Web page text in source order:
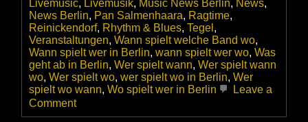
Livemusic, Livemusik, Music News Berlin, News,
News Berlin, Pan Salmenhaara, Ragtime,
Reinickendorf, Rhythm & Blues, Tegel ,
Veranstaltungen, Wann spielt welche Band wo,
Wann spielt wer in Berlin, wann spielt wer wo, Was
geht ab in Berlin, Wer spielt wann, Wer spielt wann
wo, Wer spielt wo, wer spielt wo in Berlin, Wer
spielt wo wann, Wo spielt wer in Berlin
Leave a
Commenton
Pan